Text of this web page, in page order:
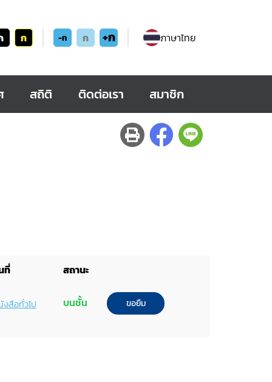
ก -ก ก +ก ภาษาไทย
สถิติ ติดต่อเรา สมาชิก
ที่ สถานะ
สือทั่วไป บนชั้น ขอยืม